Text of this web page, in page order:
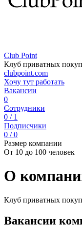
Club Point
Клуб приватных
clubpoint.com
Хочу тут работать
Вакансии
0
Сотрудники
0 / 1
Подписчики
0 / 0
Размер компании
От 10 до 100 человек
О
Клуб приватных
Вакансии